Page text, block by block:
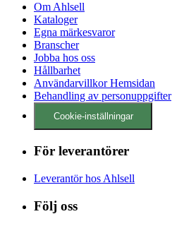
Om Ahlsell
Kataloger
Egna märkesvaror
Branscher
Jobba hos oss
Hållbarhet
Användarvillkor Hemsidan
Behandling av personuppgifter
Cookie-inställningar
För leverantörer
Leverantör hos Ahlsell
Följ oss